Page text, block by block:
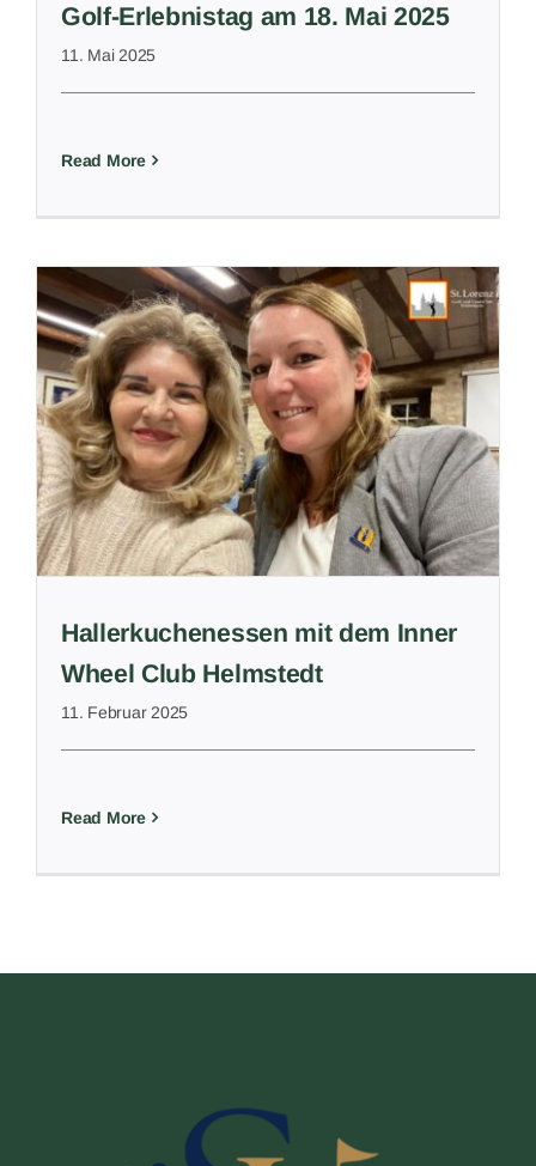
Golf-Erlebnistag am 18. Mai 2025
11. Mai 2025
Read More
Hallerkuchenessen mit dem Inner
Wheel Club Helmstedt
11. Februar 2025
Read More